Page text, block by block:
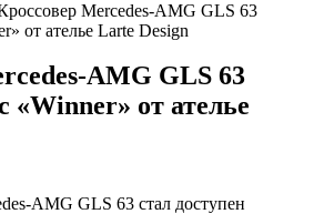
Mercedes-AMG GLS 63
от ателье Larte Design
AMG GLS 63
«Winner» от ателье
AMG GLS 63 стал доступен